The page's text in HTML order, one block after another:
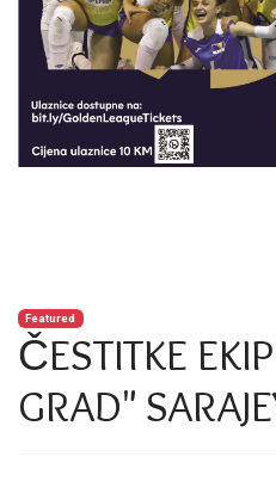
Featured
ČESTITKE
GRAD"